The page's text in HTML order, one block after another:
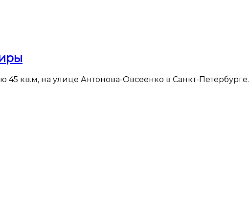
кв.м, на улице Антонова-Овсеенко в Санкт-Петербурге.